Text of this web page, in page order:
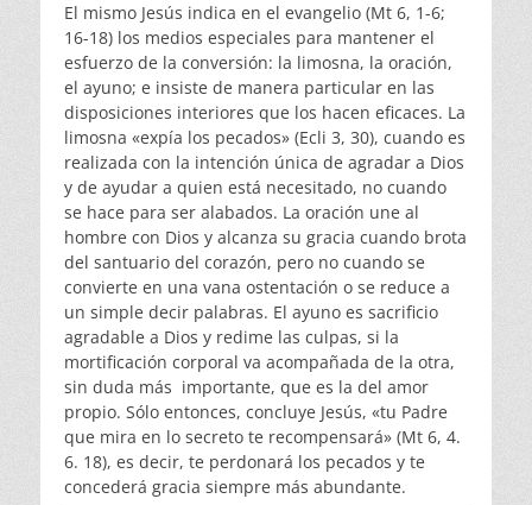
El mismo Jesús indica en el evangelio (Mt 6, 1-6;
16-18) los medios especiales para mantener el
esfuerzo de la conversión: la limosna, la oración,
el ayuno; e insiste de manera particular en las
disposiciones interiores que los hacen eficaces. La
limosna «expía los pecados» (Ecli 3, 30), cuando es
realizada con la intención única de agradar a Dios
y de ayudar a quien está necesitado, no cuando
se hace para ser alabados. La oración une al
hombre con Dios y alcanza su gracia cuando brota
del santuario del corazón, pero no cuando se
convierte en una vana ostentación o se reduce a
un simple decir palabras. El ayuno es sacrificio
agradable a Dios y redime las culpas, si la
mortificación corporal va acompañada de la otra,
sin duda más importante, que es la del amor
propio. Sólo entonces, concluye Jesús, «tu Padre
que mira en lo secreto te recompensará» (Mt 6, 4.
6. 18), es decir, te perdonará los pecados y te
concederá gracia siempre más abundante.